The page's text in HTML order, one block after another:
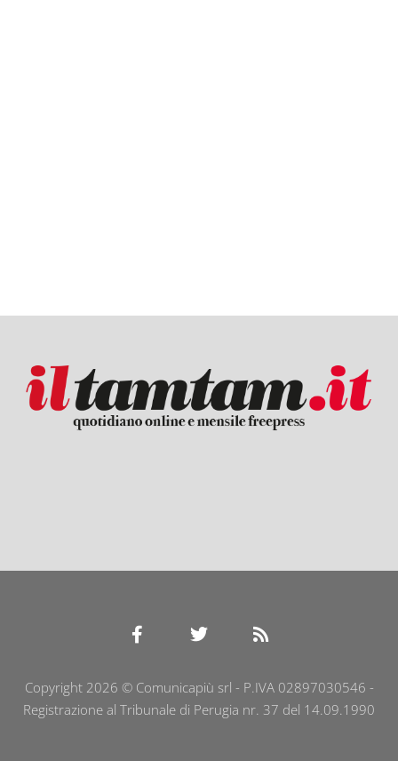
Copyright 2026 © Comunicapiù srl - P.IVA 02897030546 -
Registrazione al Tribunale di Perugia nr. 37 del 14.09.1990